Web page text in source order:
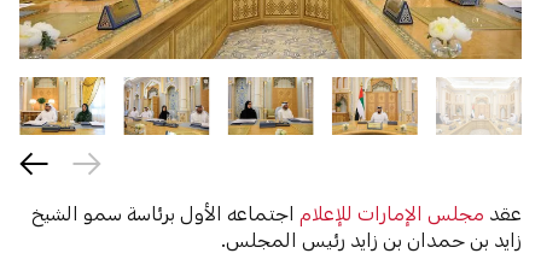
عقد مجلس الإمارات للإعلام اجتماعه الأول برئاسة سمو الشيخ
زايد بن حمدان بن زايد رئيس المجلس.